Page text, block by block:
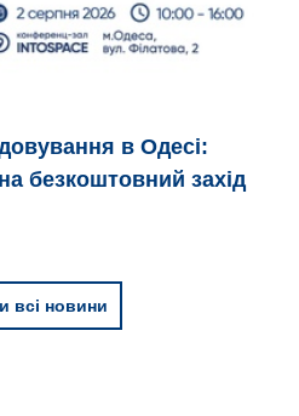
в Одесі:
безкоштовний захід
всі новини